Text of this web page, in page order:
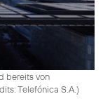
bereits von
Telefónica S.A.)